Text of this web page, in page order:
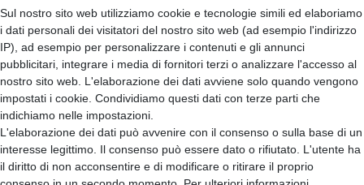
Hifi Lab
Chi siamo
Il mio account
Accedi
Registro
B2B Partner
B2B Programma
B2B Richiesta
B2B Login
Sul nostro sito web utilizziamo cookie e tecnologie simili ed elaboriamo
i dati personali dei visitatori del nostro sito web (ad esempio l'indirizzo
IP), ad esempio per personalizzare i contenuti e gli annunci
pubblicitari, integrare i media di fornitori terzi o analizzare l'accesso al
nostro sito web. L'elaborazione dei dati avviene solo quando vengono
impostati i cookie. Condividiamo questi dati con terze parti che
indichiamo nelle impostazioni.
L'elaborazione dei dati può avvenire con il consenso o sulla base di un
interesse legittimo. Il consenso può essere dato o rifiutato. L'utente ha
il diritto di non acconsentire e di modificare o ritirare il proprio